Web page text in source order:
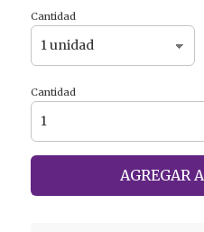
Cantidad
Cantidad
AGREGAR